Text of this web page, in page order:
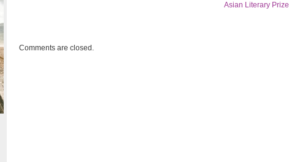
Asian Literary Prize
Comments are closed.